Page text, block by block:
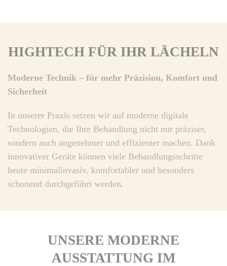
HIGHTECH FÜR IHR LÄCHELN
Moderne Technik – für mehr Präzision, Komfort und
Sicherheit
In unserer Praxis setzen wir auf moderne digitale
Technologien, die Ihre Behandlung nicht nur präziser,
sondern auch angenehmer und effizienter machen. Dank
innovativer Geräte können viele Behandlungsschritte
heute minimalinvasiv, komfortabler und besonders
schonend durchgeführt werden.
UNSERE MODERNE
AUSSTATTUNG IM